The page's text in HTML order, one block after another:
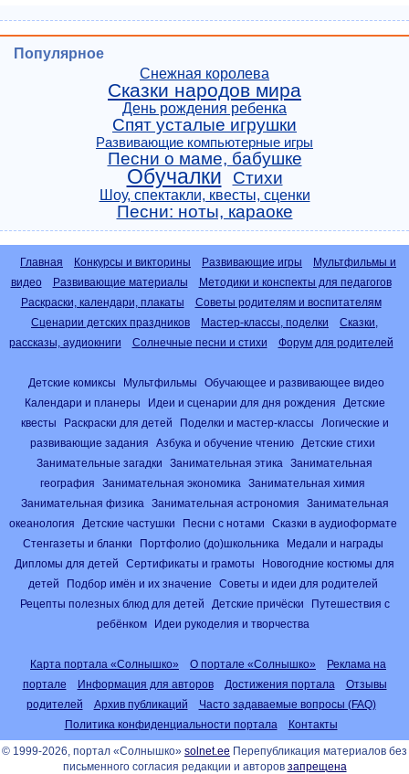
Популярное
Снежная королева
Сказки народов мира
День рождения ребенка
Спят усталые игрушки
Развивающие компьютерные игры
Песни о маме, бабушке
Обучалки Стихи
Шоу, спектакли, квесты, сценки
Песни: ноты, караоке
Главная Конкурсы и викторины Развивающие игры
Мультфильмы и
видео
Развивающие материалы
Методики и конспекты для педагогов
Раскраски, календари, плакаты
Советы родителям и воспитателям
Сценарии детских праздников
Мастер-классы, поделки
Сказки,
рассказы, аудиокниги
Солнечные песни и стихи Форум для родителей
Детские комиксы Мультфильмы
Обучающее и развивающее видео
Календари и планеры
Идеи и сценарии для дня рождения
Детские
квесты
Раскраски для детей Поделки и мастер-классы
Логические и
развивающие задания
Азбука и обучение чтению
Детские стихи
Занимательные загадки
Занимательная этика
Занимательная
география
Занимательная экономика
Занимательная химия
Занимательная физика
Занимательная астрономия
Занимательная
океанология
Детские частушки Песни с нотами
Сказки в аудиоформате
Стенгазеты и бланки
Портфолио (до)школьника
Медали и награды
Дипломы для детей
Сертификаты и грамоты
Новогодние костюмы для
детей
Подбор имён и их значение
Советы и идеи для родителей
Рецепты полезных блюд для детей
Детские причёски
Путешествия с
ребёнком
Идеи рукоделия и творчества
Карта портала «Солнышко» О портале «Солнышко»
Реклама на
портале
Информация для авторов Достижения портала
Отзывы
родителей
Архив публикаций
Часто задаваемые вопросы (FAQ)
Политика конфиденциальности портала
Контакты
© 1999-2026, портал «Солнышко» solnet.ee Перепубликация материалов без
письменного согласия редакции и авторов запрещена